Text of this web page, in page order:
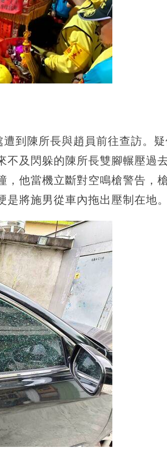
到陳所長與趙員前往查訪。疑
及閃躲的陳所長雙腳輾壓過
，他當機立斷對空鳴槍警告，
將施男從車內拖出壓制在地。